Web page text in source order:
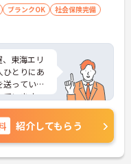
ブランクOK
社会保険完備
東海エリ
ひとりにあ
っていた
ています。
ど、さまざ
各セクシ
り、相談し
り、iPadを
したり、Blu
紹介してもらう